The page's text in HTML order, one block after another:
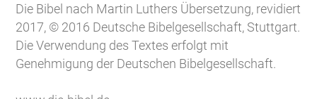
Die Bibel nach Martin Luthers Übersetzung, revidiert
2017, © 2016 Deutsche Bibelgesellschaft, Stuttgart.
Die Verwendung des Textes erfolgt mit
Genehmigung der Deutschen Bibelgesellschaft.